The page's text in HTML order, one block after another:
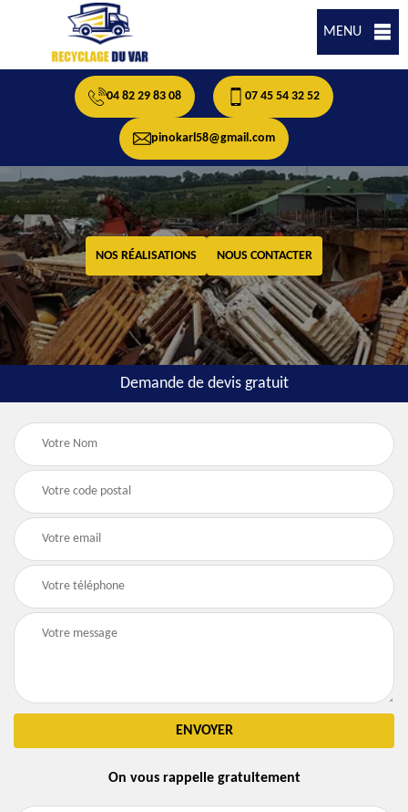
MENU
04 82 29 83 08 07 45 54 32 52
pinokarl58@gmail.com
NOS RÉALISATIONS NOUS CONTACTER
Demande de devis gratuit
On vous rappelle gratuitement